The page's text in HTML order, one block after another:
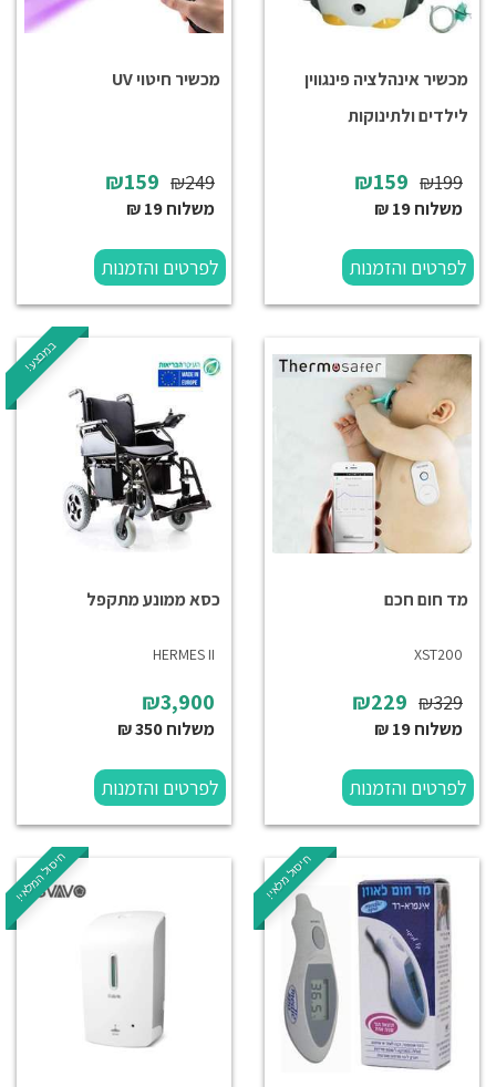
מכשיר אינהלציה פינגווין
לילדים ולתינוקות
₪159 ₪199
משלוח 19 ₪
לפרטים והזמנות
מכשיר חיטוי UV
₪159 ₪249
משלוח 19 ₪
לפרטים והזמנות
מד חום חכם
XST200
₪229 ₪329
משלוח 19 ₪
לפרטים והזמנות
במבצע!
כסא ממונע מתקפל
HERMES II
₪3,900
משלוח 350 ₪
לפרטים והזמנות
חיסול מלאי! חיסול המלאי!